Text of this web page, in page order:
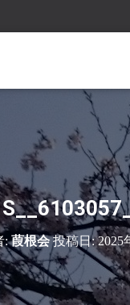
:葭根会投稿日:2025